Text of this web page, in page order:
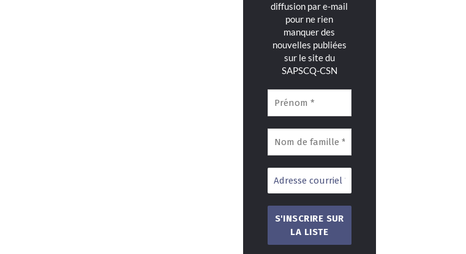
diffusion par e-mail
pour ne rien
manquer des
nouvelles publiées
sur le site du
SAPSCQ-CSN